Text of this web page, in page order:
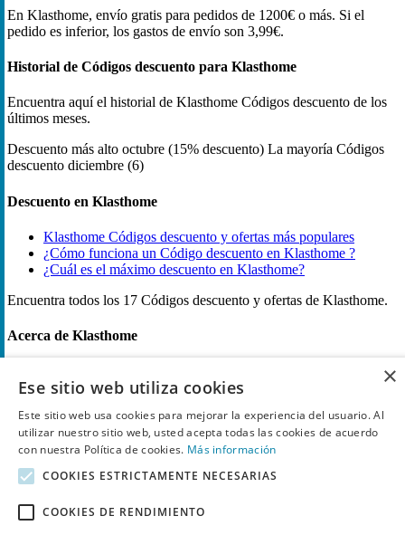
En Klasthome, envío gratis para pedidos de 1200€ o más. Si el
pedido es inferior, los gastos de envío son 3,99€.
Historial de Códigos descuento para Klasthome
Encuentra aquí el historial de Klasthome Códigos descuento de los
últimos meses.
Descuento más alto octubre (15% descuento) La mayoría Códigos
descuento diciembre (6)
Descuento en Klasthome
Klasthome Códigos descuento y ofertas más populares
¿Cómo funciona un Código descuento en Klasthome ?
¿Cuál es el máximo descuento en Klasthome?
Encuentra todos los 17 Códigos descuento y ofertas de Klasthome.
Acerca de Klasthome
Klasthome ofrece una propuesta de mobiliario y decoración
especializada en muebles, sofás, mesas y artículos de jardín e interior
que combina diseños jóvenes y funcionales con gamas pensadas
para distintos ambientes. Klasthome destaca por un catálogo amplio
y actualizado, opciones específicas para profesionales mediante
Klast PRO y políticas de garantía y atención al cliente orientadas a
la confianza. Klasthome apuesta por producto cuidado, presentación
visual atractiva y facilidad de compra desde su plataforma.
×
Ese sitio web utiliza cookies
Este sitio web usa cookies para mejorar la experiencia del usuario. Al
utilizar nuestro sitio web, usted acepta todas las cookies de acuerdo
con nuestra Política de cookies. Más información
COOKIES ESTRICTAMENTE NECESARIAS
COOKIES DE RENDIMIENTO